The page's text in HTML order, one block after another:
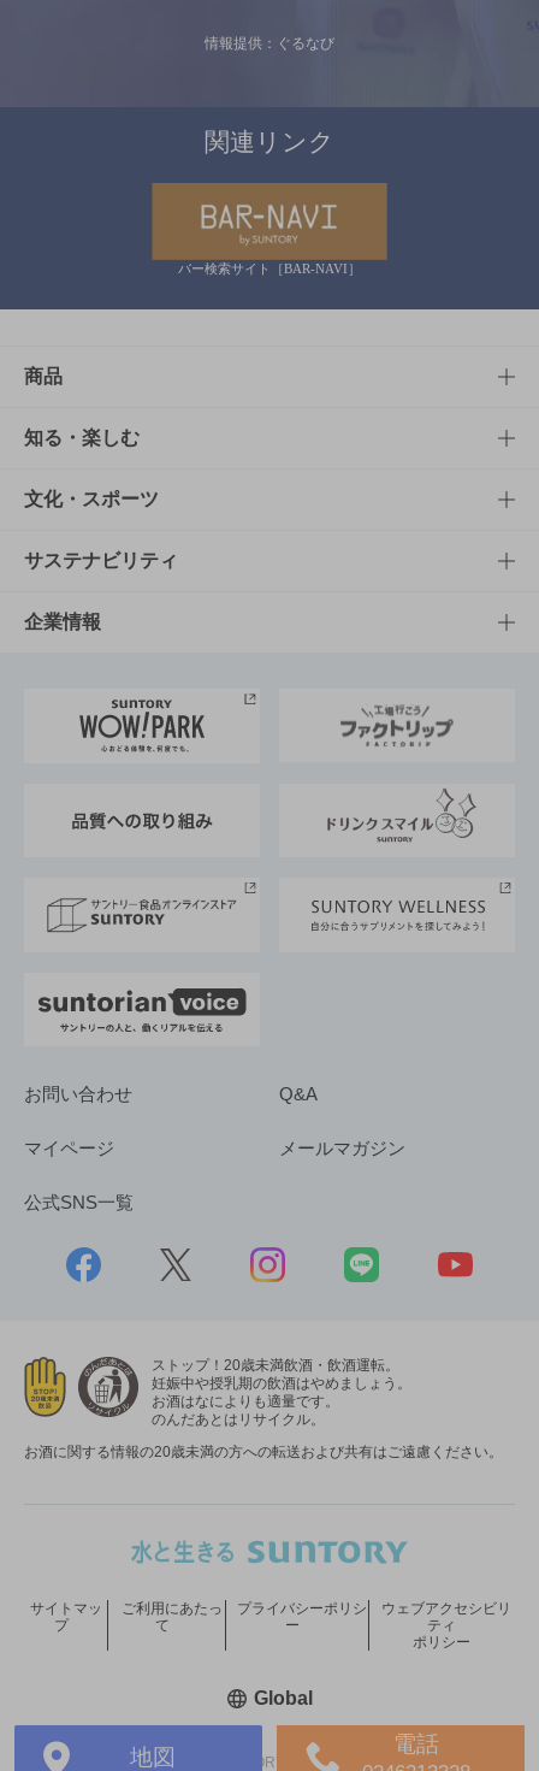
地図
電話
情報提供：ぐるなび
関連リンク
バー検索サイト［BAR-NAVI］
商品
商品TOP
商品一覧
商品発売情報
栄養成分一覧
知る・楽しむ
知る・楽しむTOP
キャンペーン
工場見学
地域情報
文化・スポーツ
文化・スポーツTOP
サントリーホール
サントリーサンバーズ大阪
サステナビリティ
サステナビリティTOP
サントリーが考えるサステナビリティ経営
企業情報
企業概要
採用情報
お問い合わせ Q&A
マイページ メールマガジン
公式SNS一覧
ストップ！20歳未満飲酒・飲酒運転。
妊娠中や授乳期の飲酒はやめましょう。
お酒はなによりも適量です。
のんだあとはリサイクル。
お酒に関する情報の20歳未満の方への転送および共有はご遠慮ください。
COPYRIGHT © SUNTORY HOLDINGS LIMITED.
サイトマッ
プ
ご利用にあたっ
て
プライバシーポリシ
ー
ウェブアクセシビリ
ティ
ポリシー
Global新しいウィンドウで開く